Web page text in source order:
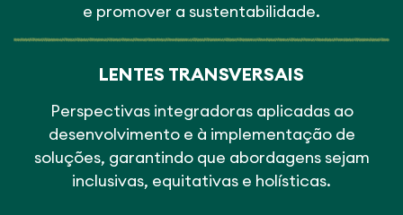
e promover a sustentabilidade.
LENTES TRANSVERSAIS
Perspectivas integradoras aplicadas ao
desenvolvimento e à implementação de
soluções, garantindo que abordagens sejam
inclusivas, equitativas e holísticas.